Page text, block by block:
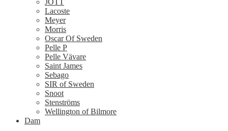
JOTT
Lacoste
Meyer
Morris
Oscar Of Sweden
Pelle P
Pelle Vävare
Saint James
Sebago
SIR of Sweden
Snoot
Stenströms
Wellington of Bilmore
Dam